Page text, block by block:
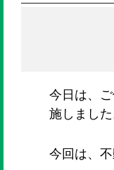
今日は、
施しました
今回は、